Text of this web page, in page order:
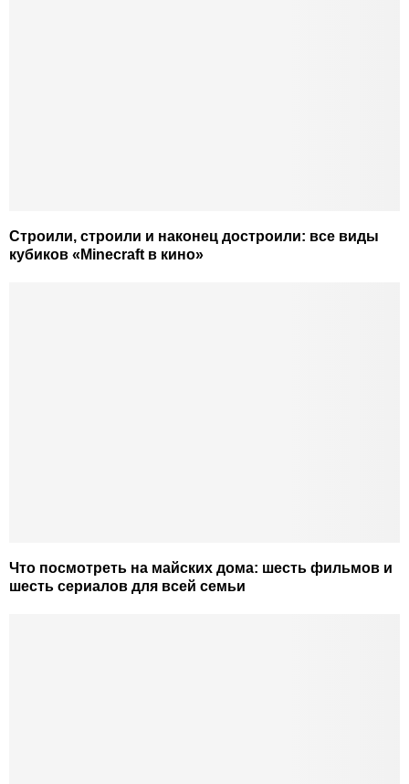
Строили, строили и наконец достроили: все виды
кубиков «Minecraft в кино»
Что посмотреть на майских дома: шесть фильмов и
шесть сериалов для всей семьи